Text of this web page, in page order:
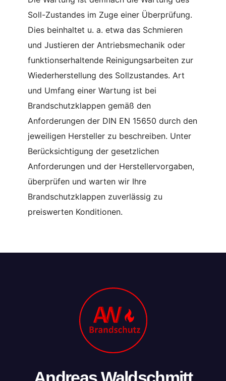
Soll-Zustandes im Zuge einer Überprüfung.
Dies beinhaltet u. a. etwa das Schmieren
und Justieren der Antriebsmechanik oder
funktionserhaltende Reinigungsarbeiten zur
Wiederherstellung des Sollzustandes. Art
und Umfang einer Wartung ist bei
Brandschutzklappen gemäß den
Anforderungen der DIN EN 15650 durch den
jeweiligen Hersteller zu beschreiben. Unter
Berücksichtigung der gesetzlichen
Anforderungen und der Herstellervorgaben,
überprüfen und warten wir Ihre
Brandschutzklappen zuverlässig zu
preiswerten Konditionen.